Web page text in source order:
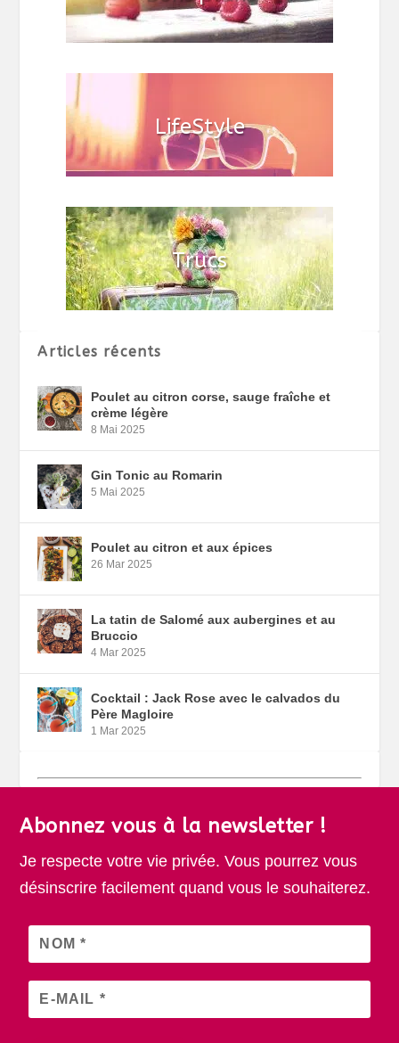
Articles récents
Poulet au citron corse, sauge fraîche et
crème légère
8 Mai 2025
Gin Tonic au Romarin
5 Mai 2025
Poulet au citron et aux épices
26 Mar 2025
La tatin de Salomé aux aubergines et au
Bruccio
4 Mar 2025
Cocktail : Jack Rose avec le calvados du
Père Magloire
1 Mar 2025
Abonnez vous à la newsletter !
Je respecte votre vie privée. Vous pourrez vous
désinscrire facilement quand vous le souhaiterez.